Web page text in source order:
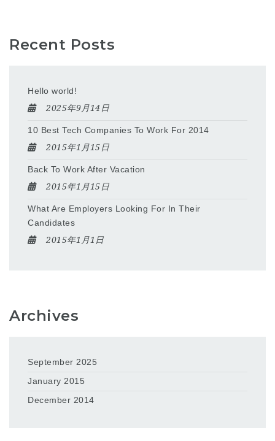
Recent Posts
Hello world!
2025年9月14日
10 Best Tech Companies To Work For 2014
2015年1月15日
Back To Work After Vacation
2015年1月15日
What Are Employers Looking For In Their
Candidates
2015年1月1日
Archives
September 2025
January 2015
December 2014